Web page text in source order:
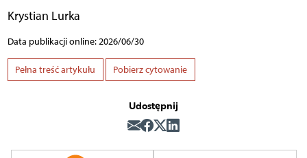
Krystian Lurka
Data publikacji online: 2026/06/30
Pełna treść artykułu Pobierz cytowanie
Udostępnij